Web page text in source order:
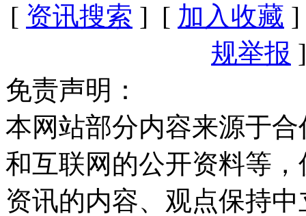
[ 资讯搜索 ] [ 加入收藏
规举报
免责声明：
本网站部分内容来源于
和互联网的公开资料等
资讯的内容、观点保持